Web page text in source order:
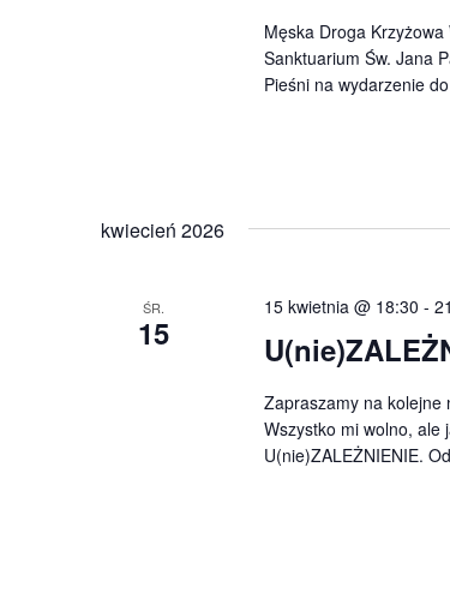
Męska Droga
Sanktuarium Św. Jana
Pieśni na wydarzenie
kwiecień 2026
ŚR.
15
15 kwietnia @ 18:30 -
Zapraszamy na kolejne
Wszystko mi wolno, ale
U(nie)ZALEŻNIENIE.